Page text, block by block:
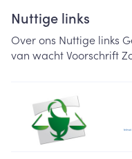
Nuttige links
Over ons Nuttige links
van wachtVoorschrift